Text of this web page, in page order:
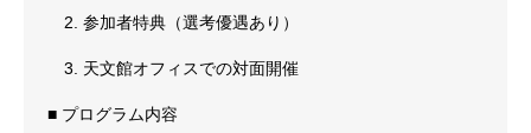
2. 参加者特典（選考優遇あり）
3. 天文館オフィスでの対面開催
■ プログラム内容